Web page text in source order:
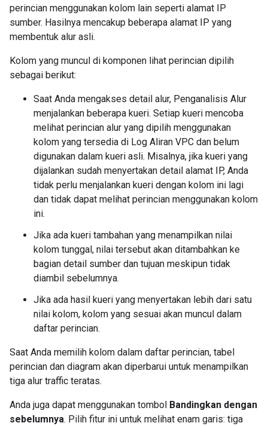
perincian menggunakan kolom lain seperti alamat IP
sumber. Hasilnya mencakup beberapa alamat IP yang
membentuk alur asli.
Kolom yang muncul di komponen lihat perincian dipilih
sebagai berikut:
Saat Anda mengakses detail alur, Penganalisis Alur
menjalankan beberapa kueri. Setiap kueri mencoba
melihat perincian alur yang dipilih menggunakan
kolom yang tersedia di Log Aliran VPC dan belum
digunakan dalam kueri asli. Misalnya, jika kueri yang
dijalankan sudah menyertakan detail alamat IP, Anda
tidak perlu menjalankan kueri dengan kolom ini lagi
dan tidak dapat melihat perincian menggunakan kolom
ini.
Jika ada kueri tambahan yang menampilkan nilai
kolom tunggal, nilai tersebut akan ditambahkan ke
bagian detail sumber dan tujuan meskipun tidak
diambil sebelumnya.
Jika ada hasil kueri yang menyertakan lebih dari satu
nilai kolom, kolom yang sesuai akan muncul dalam
daftar perincian.
Saat Anda memilih kolom dalam daftar perincian, tabel
perincian dan diagram akan diperbarui untuk menampilkan
tiga alur traffic teratas.
Anda juga dapat menggunakan tombol Bandingkan dengan
sebelumnya. Pilih fitur ini untuk melihat enam garis: tiga